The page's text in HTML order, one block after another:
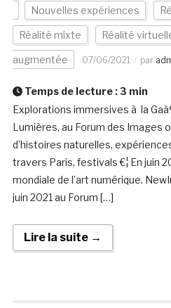
Nouvelles expériences
Réalité mixte Réalité
augmentée 07/06/2021 par
Temps de lecture : 3 min
Explorations immersives à la
Lumières, au Forum des Images
d’histoires naturelles,
travers Paris, festivals €¦ En juin
mondiale de l’art numérique.
juin 2021 au Forum […]
Lire la suite →